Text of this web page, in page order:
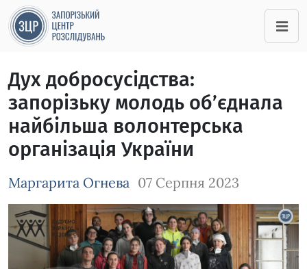
Дух добросусідства:
запорізьку молодь об’єднала
найбільша волонтерська
організація України
Маргарита Огнева 07 Серпня 2023
Зображення завантажується